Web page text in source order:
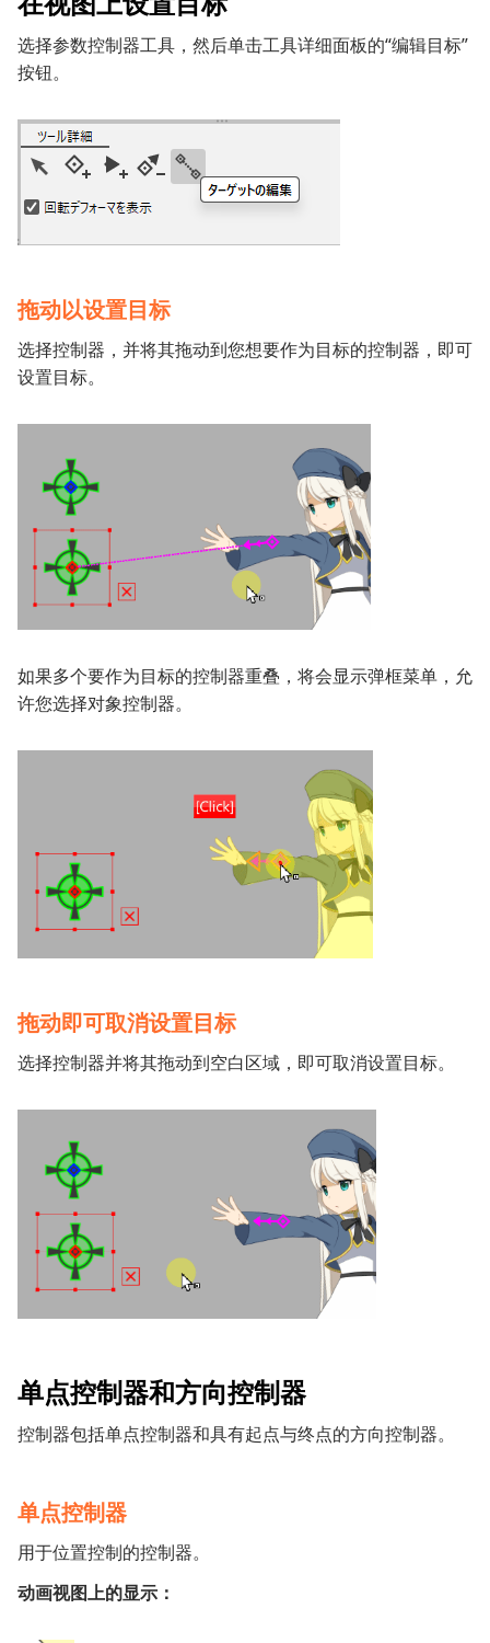
选择参数控制器工具，然后单击工具详细面板的“编辑目标”
按钮。
拖动以设置目标
选择控制器，并将其拖动到您想要作为目标的控制器，即可
设置目标。
如果多个要作为目标的控制器重叠，将会显示弹框菜单，允
许您选择对象控制器。
拖动即可取消设置目标
选择控制器并将其拖动到空白区域，即可取消设置目标。
单点控制器和方向控制器
控制器包括单点控制器和具有起点与终点的方向控制器。
单点控制器
用于位置控制的控制器。
动画视图上的显示：